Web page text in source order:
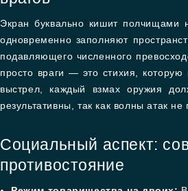
Экран буквально кишит полчищами
одновременно заполняют
подавляющего численного
просто враги — это стихия, которую
выстрел, каждый взмах оружия
результативны, так как волны атак
Социальный аспект:
противостояние